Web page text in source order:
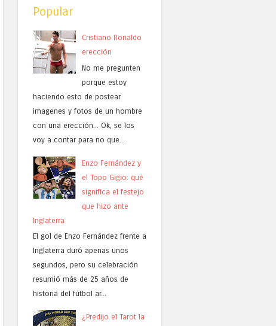
Popular
Cristiano Ronaldo
erección
No me pregunten
porque estoy
haciendo esto de postear
imagenes y fotos de un hombre
con una erección... Ok, se los
voy a contar para no que...
Enzo Fernández y
el Topo Gigio: qué
significa el festejo
que hizo ante
Inglaterra
El gol de Enzo Fernández frente a
Inglaterra duró apenas unos
segundos, pero su celebración
resumió más de 25 años de
historia del fútbol ar...
¿Predijo el Tarot la